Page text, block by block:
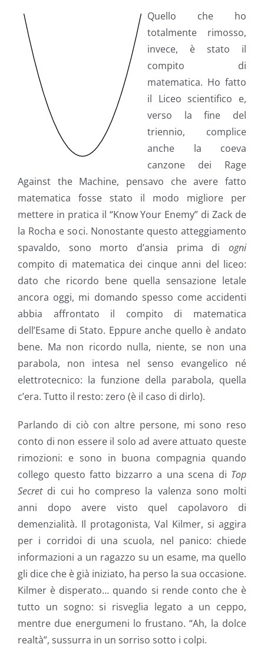
Quello che ho
totalmente rimosso,
invece, è stato il
compito di
matematica. Ho fatto
il Liceo scientifico e,
verso la fine del
triennio, complice
anche la coeva
canzone dei Rage
Against the Machine, pensavo che avere fatto
matematica fosse stato il modo migliore per
mettere in pratica il “Know Your Enemy” di Zack de
la Rocha e soci. Nonostante questo atteggiamento
spavaldo, sono morto d’ansia prima di ogni
compito di matematica dei cinque anni del liceo:
dato che ricordo bene quella sensazione letale
ancora oggi, mi domando spesso come accidenti
abbia affrontato il compito di matematica
dell’Esame di Stato. Eppure anche quello è andato
bene. Ma non ricordo nulla, niente, se non una
parabola, non intesa nel senso evangelico né
elettrotecnico: la funzione della parabola, quella
c’era. Tutto il resto: zero (è il caso di dirlo).
Parlando di ciò con altre persone, mi sono reso
conto di non essere il solo ad avere attuato queste
rimozioni: e sono in buona compagnia quando
collego questo fatto bizzarro a una scena di Top
Secretdi cui ho compreso la valenza sono molti
anni dopo avere visto quel capolavoro di
demenzialità. Il protagonista, Val Kilmer, si aggira
per i corridoi di una scuola, nel panico: chiede
informazioni a un ragazzo su un esame, ma quello
gli dice che è già iniziato, ha perso la sua occasione.
Kilmer è disperato… quando si rende conto che è
tutto un sogno: si risveglia legato a un ceppo,
mentre due energumeni lo frustano. “Ah, la dolce
realtà”, sussurra in un sorriso sotto i colpi.